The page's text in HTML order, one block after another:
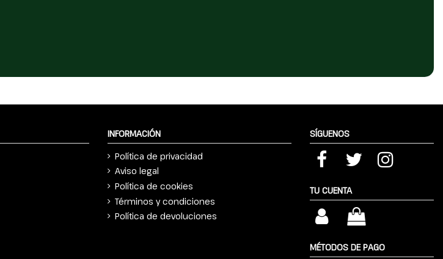
INFORMACIÓN
Política de privacidad
Aviso legal
Política de cookies
Términos y condiciones
Política de devoluciones
SÍGUENOS
TU CUENTA
MÉTODOS DE PAGO